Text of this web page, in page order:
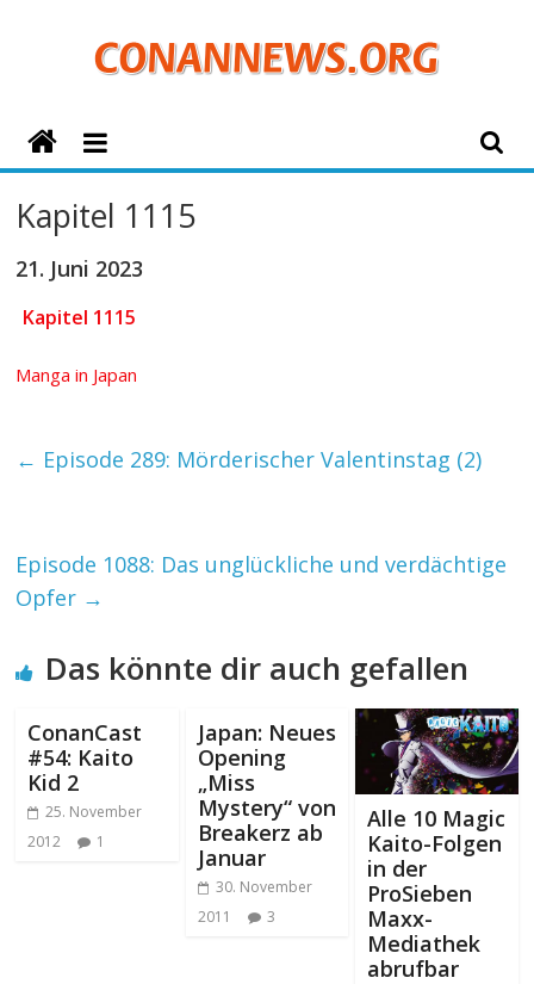
ConanNews.org
Conan
Kapitel 1115
21. Juni 2023
Kapitel 1115
Manga in Japan
← Episode 289: Mörderischer Valentinstag (2)
Episode 1088: Das unglückliche und verdächtige
Opfer →
Das könnte dir auch gefallen
ConanCast
#54: Kaito
Kid 2
25. November
2012
1
Japan: Neues
Opening
„Miss
Mystery“ von
Breakerz ab
Januar
30. November
2011
3
Alle 10 Magic
Kaito-Folgen
in der
ProSieben
Maxx-
Mediathek
abrufbar